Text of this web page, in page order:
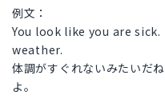
例文：
You look like you are
weather.
体調がすぐれないみたいだ
よ。